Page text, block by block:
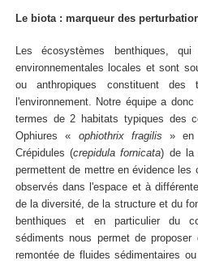
Le biota : marqueur des
Les écosystèmes benthiques,
environnementales locales et sont
ou anthropiques constituent
l'environnement. Notre équipe a
termes de 2 habitats typiques des
Ophiures « ophiothrix fragilis » en
Crépidules (crepidula fornicata) de la
permettent de mettre en évidence les
observés dans l'espace et à
de la diversité, de la structure et du
benthiques et en particulier du
sédiments nous permet de
remontée de fluides sédimentaires